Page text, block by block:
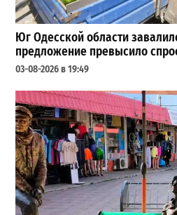
Юг Одесской области
предложение превысило
03-08-2026 в 19:49